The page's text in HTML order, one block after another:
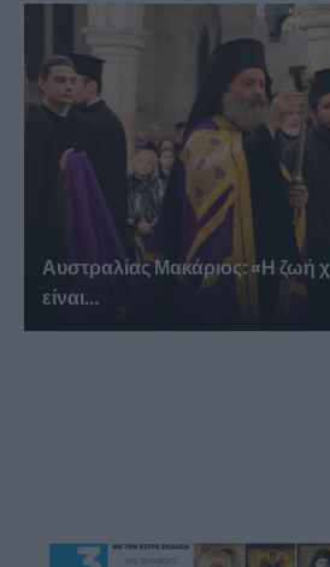
Αυστραλίας Μακάριος: «Η ζωή
είναι...